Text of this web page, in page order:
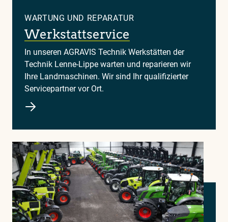
WARTUNG UND REPARATUR
Werkstattservice
In unseren AGRAVIS Technik Werkstätten der
Technik Lenne-Lippe warten und reparieren wir
Ihre Landmaschinen. Wir sind Ihr qualifizierter
Servicepartner vor Ort.